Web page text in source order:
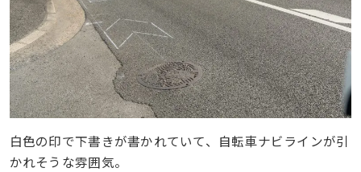
白色の印で下書きが書かれていて、自転車ナビラインが引
かれそうな雰囲気。